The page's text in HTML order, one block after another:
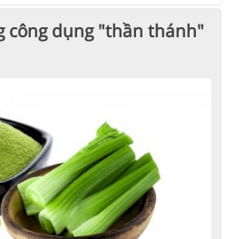
công dụng "thần thánh"